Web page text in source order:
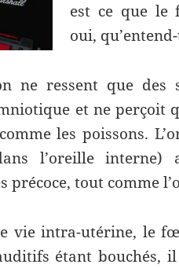
est ce que le
oui,
ne ressent que des
et ne perçoit
les poissons.
l’oreille interne)
précoce, tout comme
vie intra-utérine, le
étant bouchés,